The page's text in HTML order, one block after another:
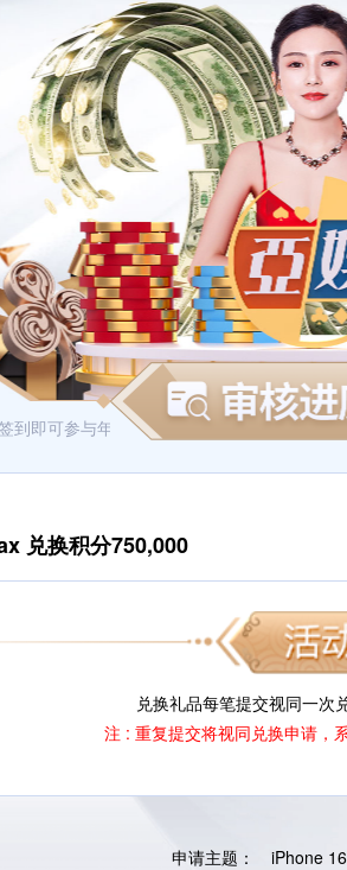
即可参与年度积分累计，积分可用于兑换商
兑换积分750,000
兑换礼品每笔提交视同一次
注 : 重复提交将视同兑换申请，
申请主题： iPhone